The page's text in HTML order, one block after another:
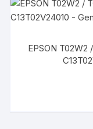
EPSON T02W2